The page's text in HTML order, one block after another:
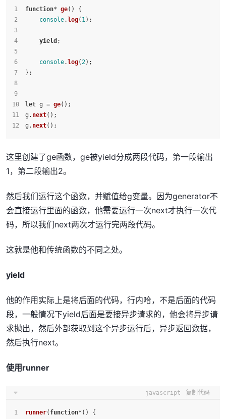
function* ge( ) {
console. log( 1);
yield ;
console. log(2);
};
let g = ge();
g. next();
g. next();
这里创建了ge函数，ge被yield分成两段代码，第一段输出
1，第二段输出2。
然后我们运行这个函数，并赋值给g变量。因为generator不
会直接运行里面的函数，他需要运行一次next才执行一次代
码，所以我们next两次才运行完两段代码。
这就是他和传统函数的不同之处。
yield
他的作用实际上是将后面的代码，行内哈，不是后面的代码
段，一般情况下yield后面是要接异步请求的，他会将异步请
求抛出，然后外部获取到这个异步运行后，异步返回数据，
然后执行next。
使用runner
javascript 复制代码
runner( function*() {